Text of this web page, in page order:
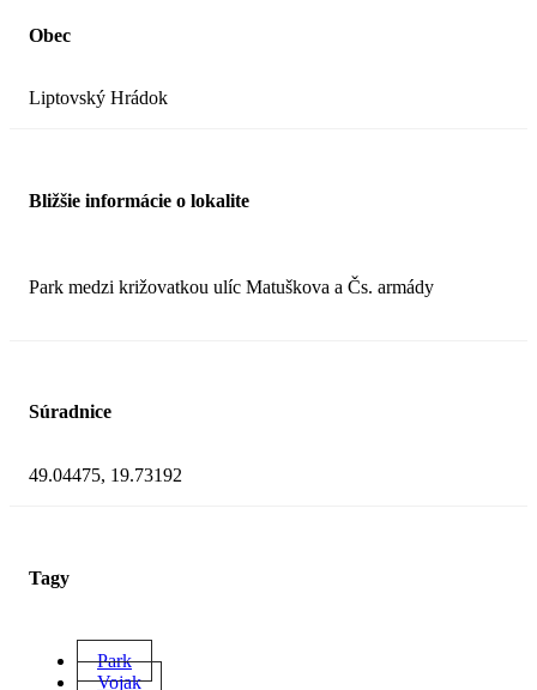
Obec
Liptovský Hrádok
Bližšie informácie o lokalite
Park medzi križovatkou ulíc Matuškova a Čs. armády
Súradnice
49.04475, 19.73192
Tagy
Park
Vojak